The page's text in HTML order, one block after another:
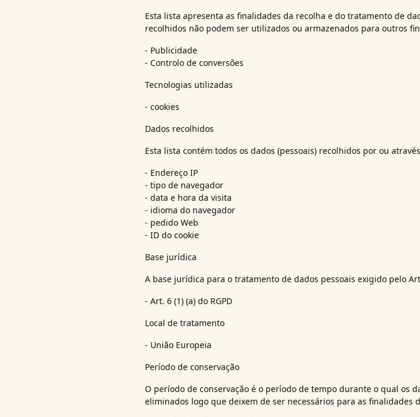
Esta lista apresenta as finalidades da recolha e do tratamento de
recolhidos não podem ser utilizados ou armazenados para outros
- Publicidade
- Controlo de conversões
Tecnologias utilizadas
- cookies
Dados recolhidos
Esta lista contém todos os dados (pessoais) recolhidos por ou
- Endereço IP
- tipo de navegador
- data e hora da visita
- idioma do navegador
- pedido Web
- ID do cookie
Base jurídica
A base jurídica para o tratamento de dados pessoais exigido pelo
- Art. 6 (1) (a) do RGPD
Local de tratamento
- União Europeia
Período de conservação
O período de conservação é o período de tempo durante o qual os
eliminados logo que deixem de ser necessários para as finalidades